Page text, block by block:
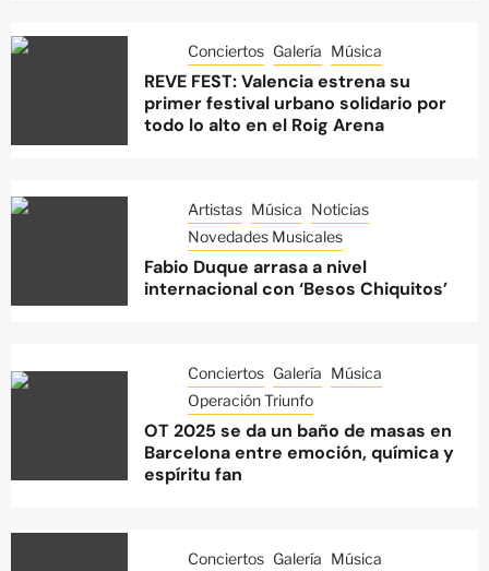
Conciertos Galería Música
REVE FEST: Valencia estrena su
primer festival urbano solidario por
todo lo alto en el Roig Arena
Artistas Música Noticias
Novedades Musicales
Fabio Duque arrasa a nivel
internacional con ‘Besos Chiquitos’
Conciertos Galería Música
Operación Triunfo
OT 2025 se da un baño de masas en
Barcelona entre emoción, química y
espíritu fan
Conciertos Galería Música